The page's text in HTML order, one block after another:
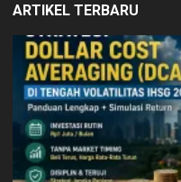
ARTIKEL TERBARU